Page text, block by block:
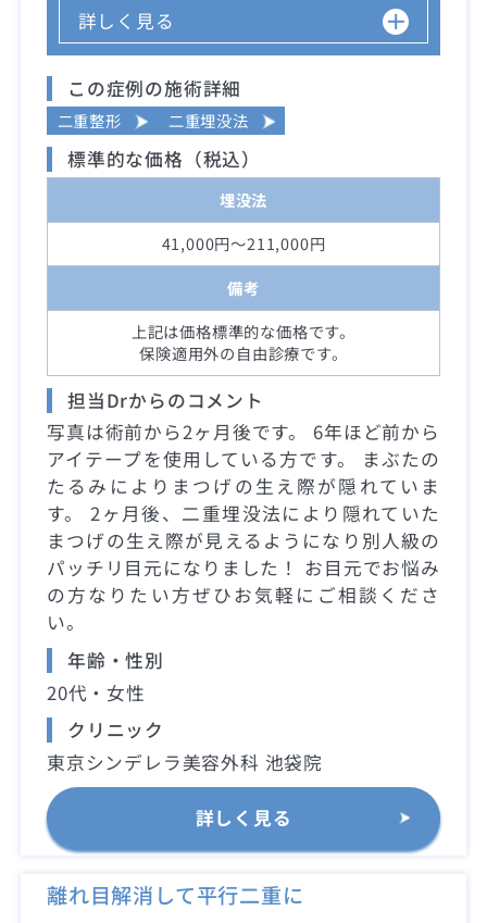
詳しく見る
この症例の施術詳細
二重整形 二重埋没法
標準的な価格（税込）
埋没法
41,000円～211,000円
備考
上記は価格標準的な価格です。
保険適用外の自由診療です。
担当Drからのコメント
写真は術前から2ヶ月後です。 6年ほど前から
アイテープを使用している方です。 まぶたの
たるみによりまつげの生え際が隠れていま
す。 2ヶ月後、二重埋没法により隠れていた
まつげの生え際が見えるようになり別人級の
パッチリ目元になりました！ お目元でお悩み
の方なりたい方ぜひお気軽にご相談くださ
い。
年齢・性別
20代・女性
クリニック
東京シンデレラ美容外科 池袋院
詳しく見る
離れ目解消して平行二重に